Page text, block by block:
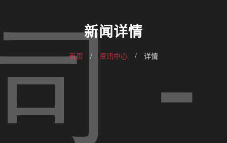
新闻详情
首页 / 资讯中心 / 详情